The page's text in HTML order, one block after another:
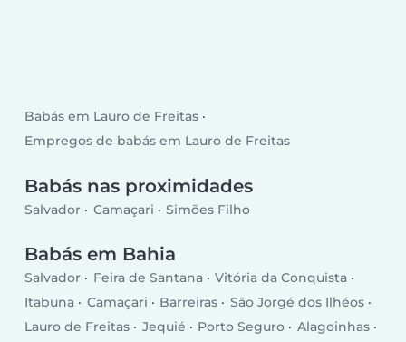
Babás em Lauro de Freitas
Empregos de babás em Lauro de Freitas
Babás nas proximidades
Salvador Camaçari Simões Filho
Babás em Bahia
Salvador Feira de Santana
Vitória da Conquista
Itabuna
Camaçari Barreiras
São Jorgé dos Ilhéos
Lauro de Freitas
Jequié Porto Seguro
Alagoinhas